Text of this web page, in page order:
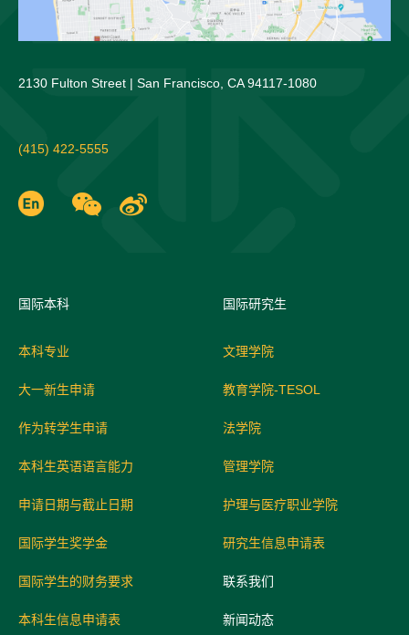
2130 Fulton Street | San Francisco, CA 94117-1080
(415) 422-5555
国际本科
本科专业
大一新生申请
作为转学生申请
本科生英语语言能力
申请日期与截止日期
国际学生奖学金
国际学生的财务要求
本科生信息申请表
国际研究生
文理学院
教育学院-TESOL
法学院
管理学院
护理与医疗职业学院
研究生信息申请表
联系我们
新闻动态